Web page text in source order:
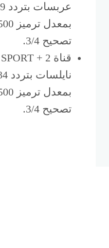
تصحيح 3/4.
تصحيح 3/4.